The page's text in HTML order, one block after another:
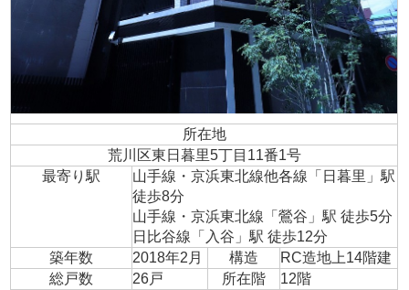
所在地
荒川区東日暮里5丁目11番1号
最寄り駅
山手線・京浜東北線他各線「日暮里」駅
徒歩8分
山手線・京浜東北線「鶯谷」駅 徒歩5分
日比谷線「入谷」駅 徒歩12分
築年数
2018年2月 構造
RC造地上14階建
総戸数
26戸 所在階
12階